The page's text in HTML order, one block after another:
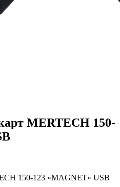
MERTECH 150-
150-123 «MAGNET» USB